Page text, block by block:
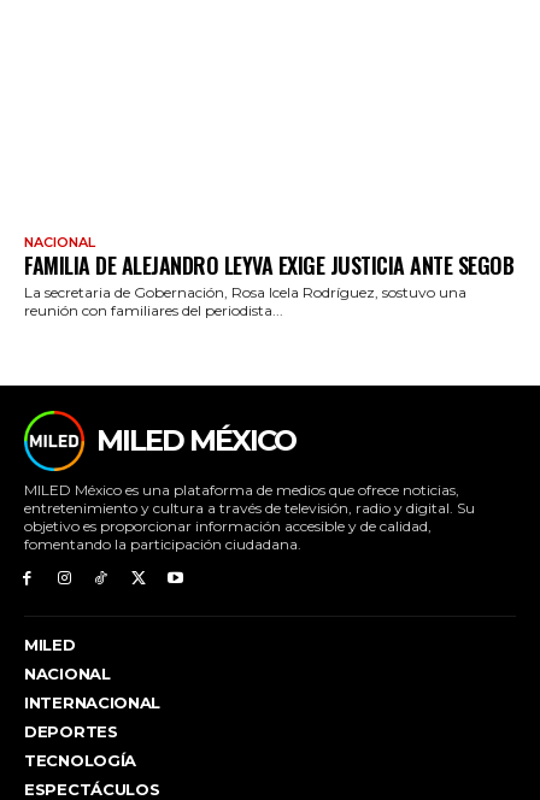
NACIONAL
FAMILIA DE ALEJANDRO LEYVA EXIGE JUSTICIA ANTE SEGOB
La secretaria de Gobernación, Rosa Icela Rodríguez, sostuvo una
reunión con familiares del periodista...
MILED MÉXICO
MILED México es una plataforma de medios que ofrece noticias,
entretenimiento y cultura a través de televisión, radio y digital. Su
objetivo es proporcionar información accesible y de calidad,
fomentando la participación ciudadana.
MILED
NACIONAL
INTERNACIONAL
DEPORTES
TECNOLOGÍA
ESPECTÁCULOS